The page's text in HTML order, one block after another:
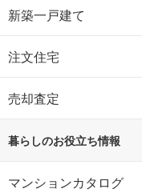
新築一戸建て
注文住宅
売却査定
暮らしのお役立ち情報
マンションカタログ